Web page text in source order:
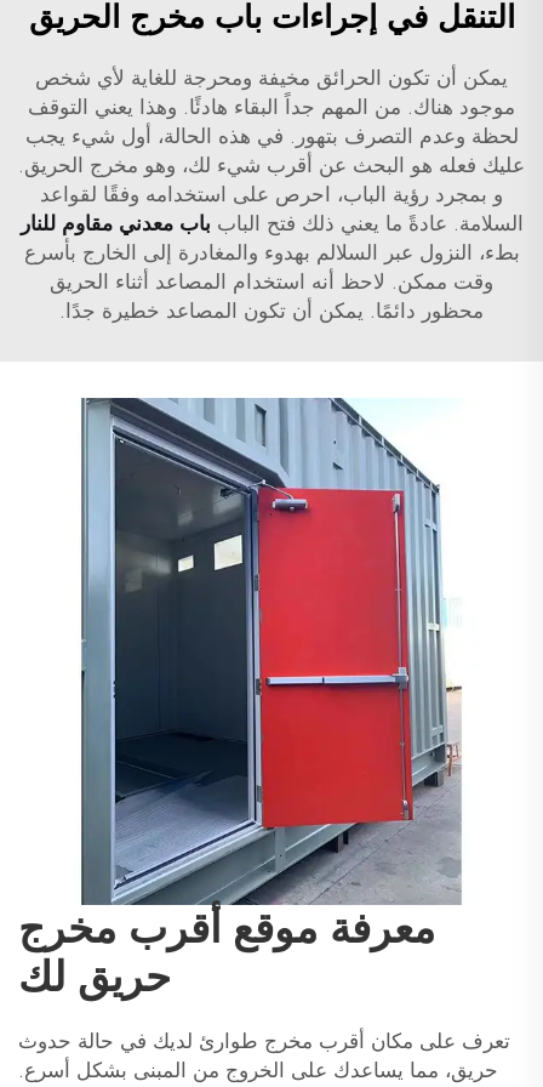
التنقل في إجراءات باب مخرج الحريق
يمكن أن تكون الحرائق مخيفة ومحرجة للغاية لأي شخص
موجود هناك. من المهم جداً البقاء هادئًا. وهذا يعني التوقف
لحظة وعدم التصرف بتهور. في هذه الحالة، أول شيء يجب
عليك فعله هو البحث عن أقرب شيء لك، وهو مخرج الحريق.
و بمجرد رؤية الباب، احرص على استخدامه وفقًا لقواعد
السلامة. عادةً ما يعني ذلك فتح الباب باب معدني مقاوم للنار
بطء، النزول عبر السلالم بهدوء والمغادرة إلى الخارج بأسرع
وقت ممكن. لاحظ أنه استخدام المصاعد أثناء الحريق
محظور دائمًا. يمكن أن تكون المصاعد خطيرة جدًا.
معرفة موقع أقرب مخرج
حريق لك
تعرف على مكان أقرب مخرج طوارئ لديك في حالة حدوث
حريق، مما يساعدك على الخروج من المبنى بشكل أسرع.